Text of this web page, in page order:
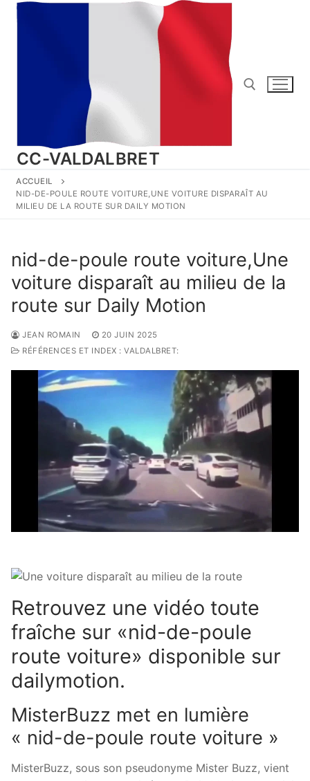
Aller
CC-VALDALBRET
ACCUEIL
NID-DE-POULE ROUTE VOITURE,UNE VOITURE DISPARAÎT AU
MILIEU DE LA ROUTE SUR DAILY MOTION
nid-de-poule route voiture,Une
voiture disparaît au milieu de la
route sur Daily Motion
JEAN ROMAIN
20 JUIN 2025
RÉFÉRENCES ET INDEX : VALDALBRET:
Retrouvez une vidéo toute
fraîche sur «nid-de-poule
route voiture» disponible sur
dailymotion.
MisterBuzz met en lumière
« nid-de-poule route voiture »
MisterBuzz, sous son pseudonyme Mister Buzz, vient